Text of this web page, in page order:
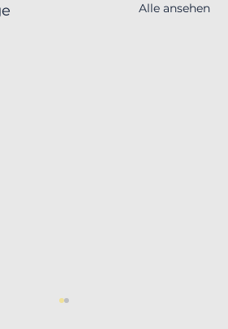
Alle ansehen